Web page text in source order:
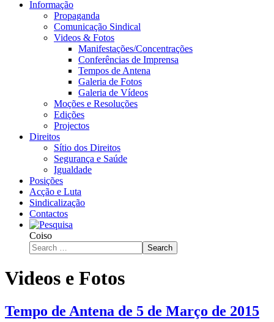
Informação
Propaganda
Comunicação Sindical
Videos & Fotos
Manifestações/Concentrações
Conferências de Imprensa
Tempos de Antena
Galeria de Fotos
Galeria de Vídeos
Moções e Resoluções
Edições
Projectos
Direitos
Sítio dos Direitos
Segurança e Saúde
Igualdade
Posições
Acção e Luta
Sindicalização
Contactos
Coiso
Search
Videos e Fotos
Tempo de Antena de 5 de Março de 2015